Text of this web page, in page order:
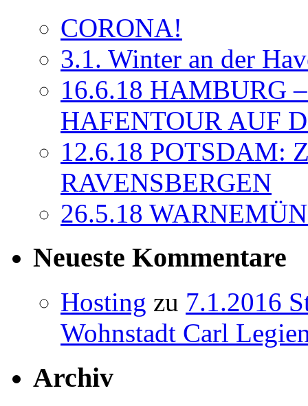
CORONA!
3.1. Winter an der
16.6.18 HAMBURG
HAFENTOUR AUF
12.6.18 POTSDAM:
RAVENSBERGEN
26.5.18
Neueste Kommentare
Hosting zu 7.1.2016
Wohnstadt Carl
Archiv